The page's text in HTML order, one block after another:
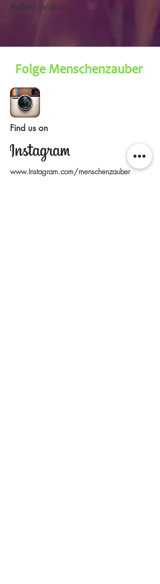
Partner gedeckt.
Folge Menschenzauber
Find us on
www.Instagram.com/menschenzauber